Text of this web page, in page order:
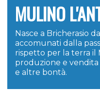
MULINO
Nasce a Bricherasio
accomunati dalla
rispetto per la terra il
produzione e
e altre bontà.